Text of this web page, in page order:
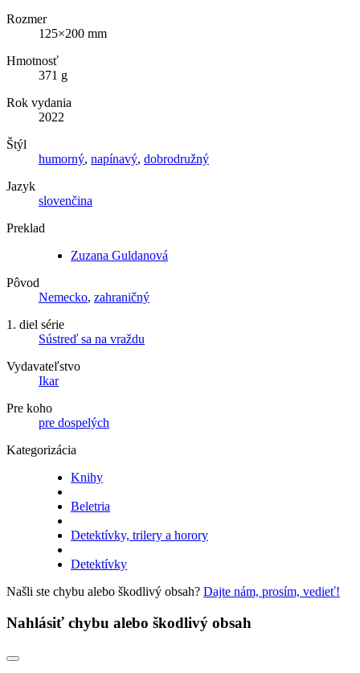
Rozmer
125×200 mm
Hmotnosť
371 g
Rok vydania
2022
Štýl
humorný, napínavý, dobrodružný
Jazyk
slovenčina
Preklad
Zuzana Guldanová
Pôvod
Nemecko, zahraničný
1. diel série
Sústreď sa na vraždu
Vydavateľstvo
Ikar
Pre koho
pre dospelých
Kategorizácia
Knihy
Beletria
Detektívky, trilery a horory
Detektívky
Našli ste chybu alebo škodlivý obsah? Dajte nám, prosím, vedieť!
Nahlásiť chybu alebo škodlivý obsah